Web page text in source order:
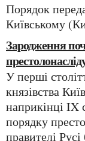
Порядок передачі влади у Великому князівстві
Київському
Зародження початкової системи
У перші століття існування Великого
князівства
наприкінці IX
порядку
правителі